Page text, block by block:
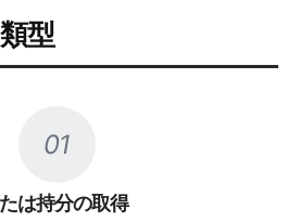
型
01
は持分の取得